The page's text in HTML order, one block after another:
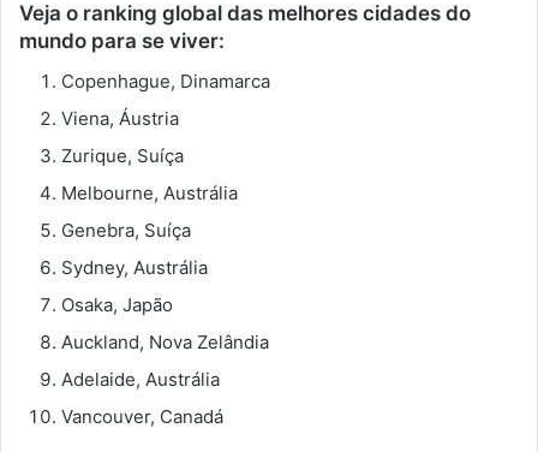
Veja o ranking global das melhores cidades do
mundo para se viver:
Copenhague, Dinamarca
Viena, Áustria
Zurique, Suíça
Melbourne, Austrália
Genebra, Suíça
Sydney, Austrália
Osaka, Japão
Auckland, Nova Zelândia
Adelaide, Austrália
Vancouver, Canadá